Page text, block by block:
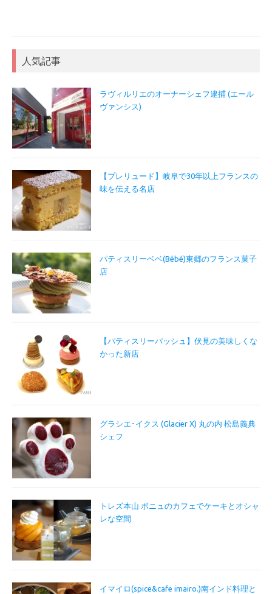
人気記事
ラヴィルリエのオーナーシェフ逮捕 (エール
ヴァンシス)
【プレリュード】岐阜で30年以上フランスの
味を伝える名店
パティスリーベベ(Bébé)東郷のフランス菓子
店
【パティスリーパッシュ】伏見の美味しくな
かった新店
グラシエ･イクス (Glacier X) 丸の内 松島義典
シェフ
トレズ本山 ボニュのカフェでケーキとオシャ
レな空間
イマイロ(spice&cafe imairo.)南インド料理と